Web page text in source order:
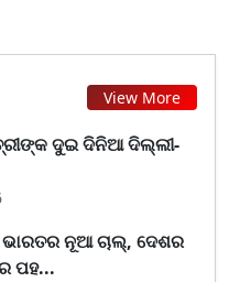
View More
ଦୁଇ ଦିନିଆ ଦିଲ୍ଲୀ-
ଭାରତର ନୂଆ ଚାଲ୍, ଦେଶର
ପହ...